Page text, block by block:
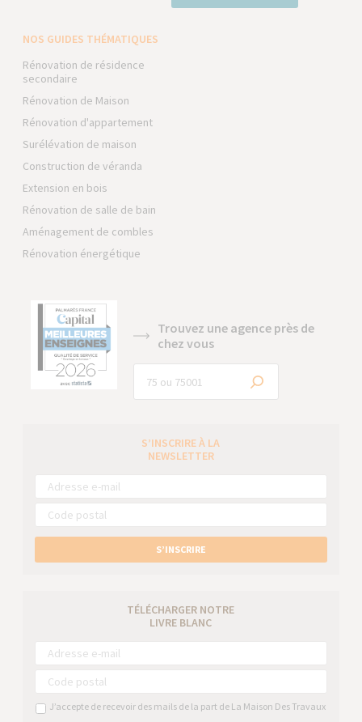
NOS GUIDES THÉMATIQUES
Rénovation de résidence
secondaire
Rénovation de Maison
Rénovation d'appartement
Surélévation de maison
Construction de véranda
Extension en bois
Rénovation de salle de bain
Aménagement de combles
Rénovation énergétique
Trouvez une agence près de
chez vous
S’INSCRIRE À LA
NEWSLETTER
S’INSCRIRE
TÉLÉCHARGER NOTRE
LIVRE BLANC
J’accepte de recevoir des mails de la part de La Maison Des Travaux